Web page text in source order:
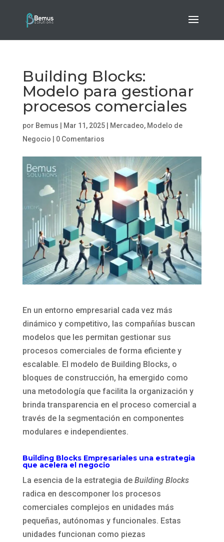
Building Blocks:
Modelo para gestionar
procesos comerciales
por Bemus Mar 11, 2025| Mercadeo, Modelo de
Negocio
0 Comentarios
En un entorno empresarial cada vez más
dinámico y competitivo, las compañías buscan
modelos que les permitan gestionar sus
procesos comerciales de forma eficiente y
escalable. El modelo de Building Blocks, o
bloques de construcción, ha emergido como
una metodología que facilita la organización y
brinda transparencia en el proceso comercial a
través de la segmentación en componentes
modulares e independientes.
Building Blocks Empresariales una estrategia
que acelera el negocio
La esencia de la estrategia de Building Blocks
radica en descomponer los procesos
comerciales complejos en unidades más
pequeñas, autónomas y funcionales. Estas
unidades funcionan como piezas